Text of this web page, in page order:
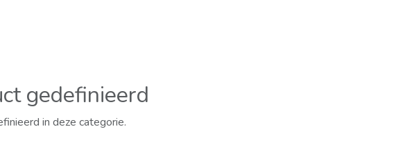
gedefinieerd
in deze categorie.